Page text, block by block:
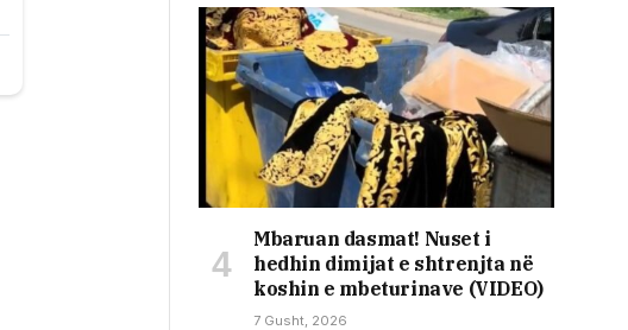
Mbaruan dasmat! Nuset i
hedhin dimijat e shtrenjta në
koshin e mbeturinave (VIDEO)
7 Gusht, 2026